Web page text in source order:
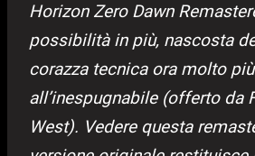
Horizon Zero Dawn
possibilità in più, nascosta
corazza tecnica ora molto
all’inespugnabile (offerto da
West). Vedere questa